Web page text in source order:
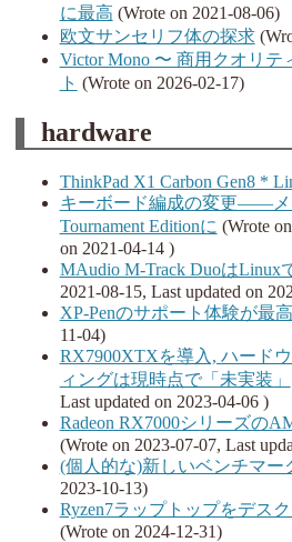
に最高 (Wrote on 2021-08-06)
欧文サンセリフ体の探求
Victor Mono 〜 商用クオリ
ト (Wrote on 2026-02-17)
hardware
ThinkPad X1 Carbon Gen8 *
キーボード編成の変更――
Tournament Editionに (Wrote
on 2021-04-14 )
MAudio M-Track DuoはLinux
2021-08-15, Last updated on
XP-Penのサポート体験が最
11-04)
RX7900XTXを導入, ハード
ィングは現時点で「未実装」
Last updated on 2023-04-06 )
Radeon RX7000シリーズの
(Wrote on 2023-07-07, Last
(個人的な)新しいベンチマー
2023-10-13)
Ryzen7ラップトップをデス
(Wrote on 2024-12-31)